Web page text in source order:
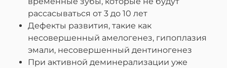
рассасываться от 3 до 10 лет
Дефекты развития, такие как
несовершенный амелогенез, гипоплазия
эмали, несовершенный дентиногенез
При активной деминерализации уже